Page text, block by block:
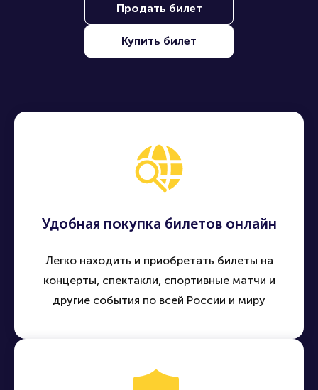
Продать билет
Купить билет
Удобная покупка билетов онлайн
Легко находить и приобретать билеты на
концерты, спектакли, спортивные матчи и
другие события по всей России и миру